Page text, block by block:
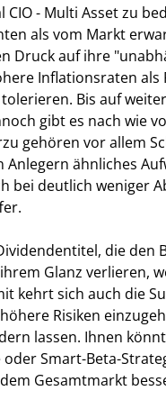
CIO - Multi Asset zu
als vom Markt
Druck auf ihre
Inflationsraten als
Bis auf
gibt es nach wie
gehören vor allem
Anlegern ähnliches
bei deutlich weniger
die den
Glanz verlieren,
kehrt sich auch die
Risiken
lassen. Ihnen
Smart-Beta-
Gesamtmarkt